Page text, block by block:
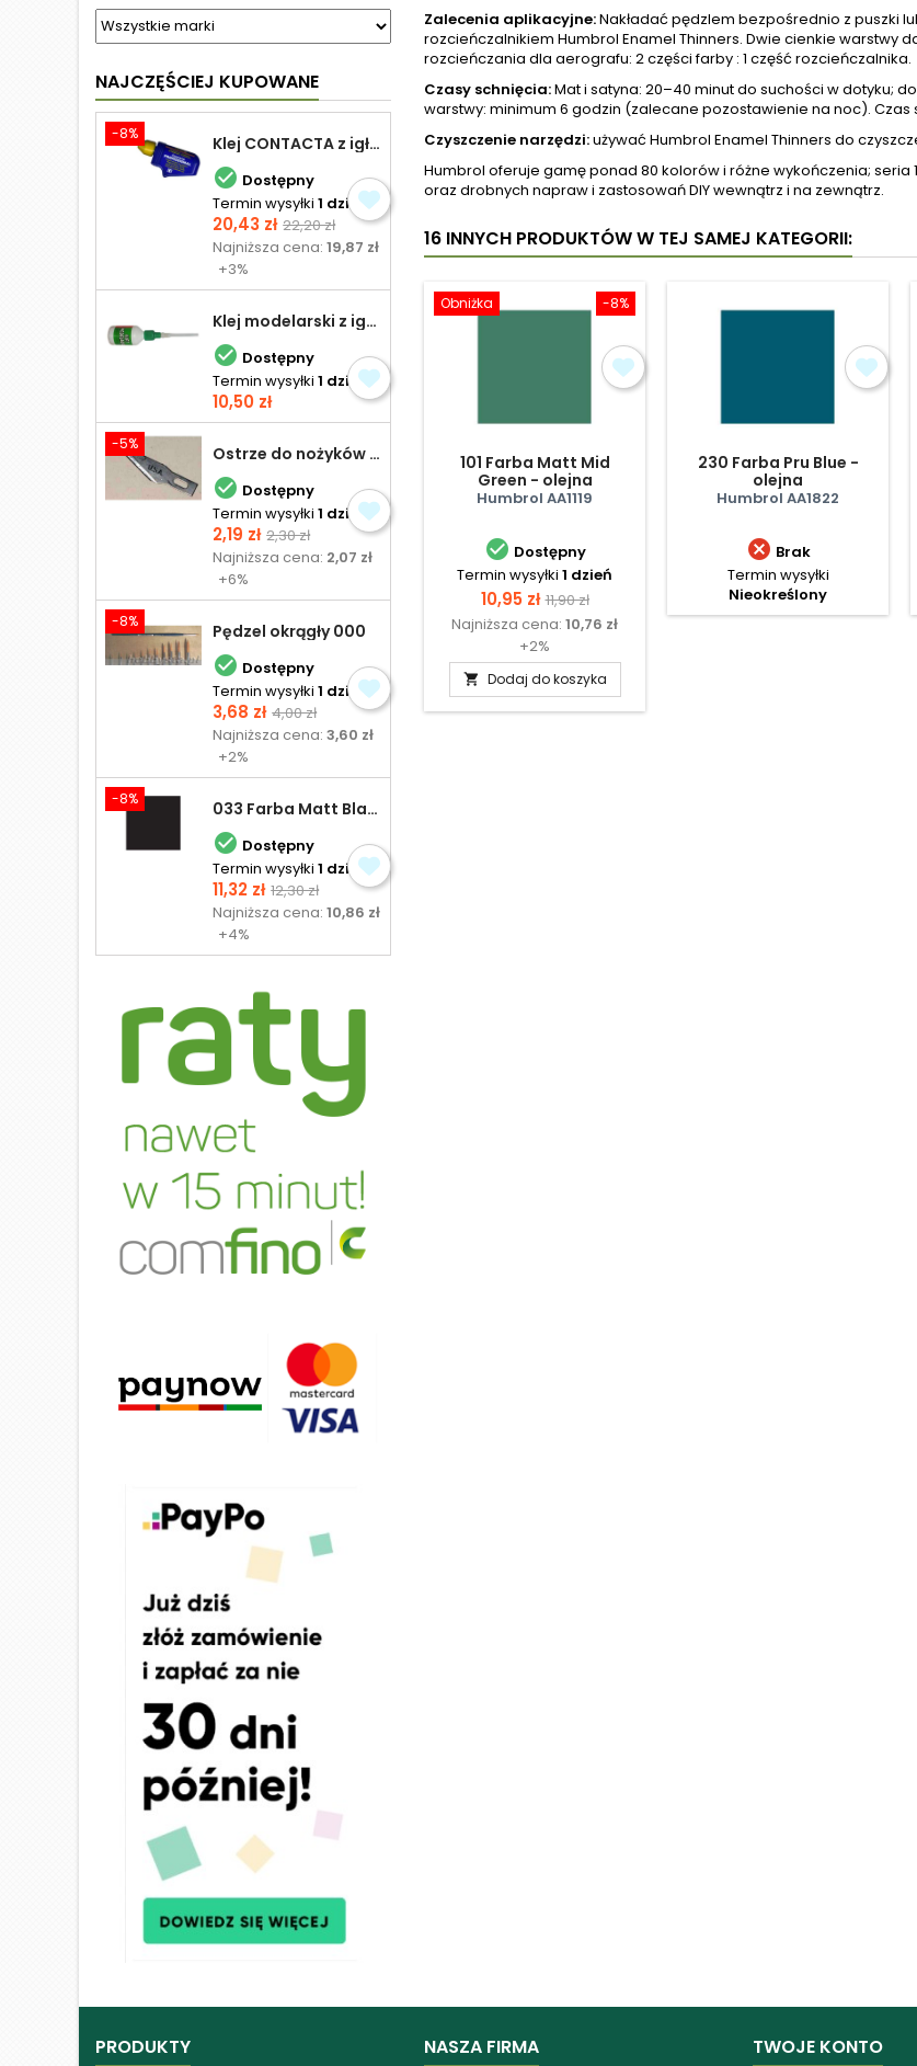
NAJCZĘŚCIEJ KUPOWANE
-8% Klej CONTACTA z igłą do plastiku 25,0 g
 Dostępny
Termin wysyłki 1 dzień
Cena
20,43 zł Cena
podstawowa
22,20 zł
Najniższa cena:19,87 zł
+3%
Klej modelarski z igłą 30 ml
 Dostępny
Termin wysyłki 1 dzień
Cena
10,50 zł
-5% Ostrze do nożyków Excel
 Dostępny
Termin wysyłki 1 dzień
Cena
2,19 zł Cena
podstawowa
2,30 zł
Najniższa cena: 2,07 zł
+6%
-8% Pędzel okrągły 000
 Dostępny
Termin wysyłki 1 dzień
Cena
3,68 zł Cena
podstawowa
4,00 zł
Najniższa cena:3,60 zł
+2%
-8% 033 Farba Matt Black - olejna
 Dostępny
Termin wysyłki 1 dzień
Cena
11,32 zł Cena
podstawowa
12,30 zł
Najniższa cena:10,86 zł
+4%
Zalecenia aplikacyjne:Nakładać pędzlem bezpośrednio z puszki
rozcieńczalnikiem Humbrol Enamel Thinners. Dwie cienkie warstwy
rozcieńczania dla aerografu: 2 części farby : 1 część rozcieńczalnika.
Czasy schnięcia:Mat i satyna: 20–40 minut do suchości w dotyku;
warstwy: minimum 6 godzin (zalecane pozostawienie na noc).
Czyszczenie narzędzi:używać Humbrol Enamel Thinners do
Humbrol oferuje gamę ponad 80 kolorów i różne wykończenia;
oraz drobnych napraw i zastosowań DIY wewnątrz i na zewnątrz.
16 INNYCH PRODUKTÓW W TEJ SAMEJ KATEGORII:
-8%
Obniżka
101 Farba Matt Mid
Green - olejna
Humbrol AA1119
 Dostępny
Termin wysyłki 1 dzień
Cena
10,95 zł Cena
podstawowa
11,90 zł
Najniższa cena: 10,76 zł
+2%
 Dodaj do koszyka
230 Farba Pru Blue -
olejna
Humbrol AA1822
 Brak
Termin wysyłki
Nieokreślony
PRODUKTY NASZA FIRMA TWOJE KONTO